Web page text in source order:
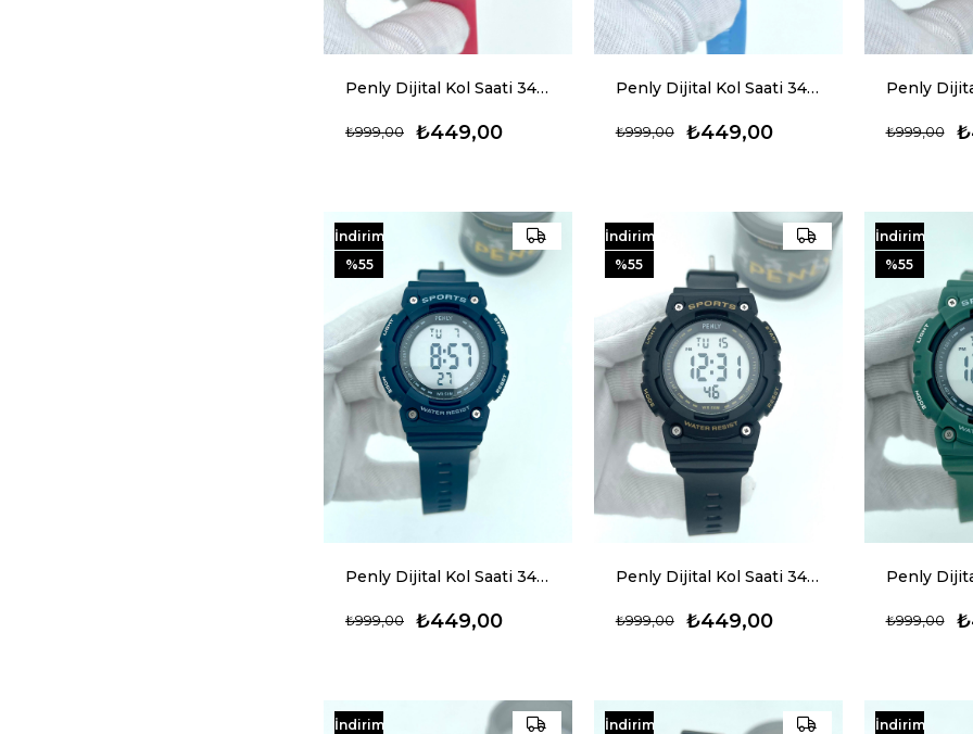
Penly Dijital Kol Saati 348 Model Kırmızı +4 Renk Kronometre-Alarmlı 5ATM Su Geçirmez
₺449,00
₺999,00
Penly Dijital Kol Saati 348 Model Mavi +4 Renk Kronometre-Alarmlı 5ATM Su Geçirmez
₺449,00
₺999,00 ₺999,00
Penly Dijital Kol Saati 349 Model Lacivert +4 Renk Kronometre-Alarmlı 5ATM Su Geçirmez
₺449,00
₺999,00
İndirim
%55
Penly Dijital Kol Saati 349 Model Siyah Sarı +4 Renk Kronometre-Alarmlı 5ATM Su Geçirmez
₺449,00
₺999,00
İndirim
%55
₺999,00
İndirim
%55
İndirim İndirim İndirim